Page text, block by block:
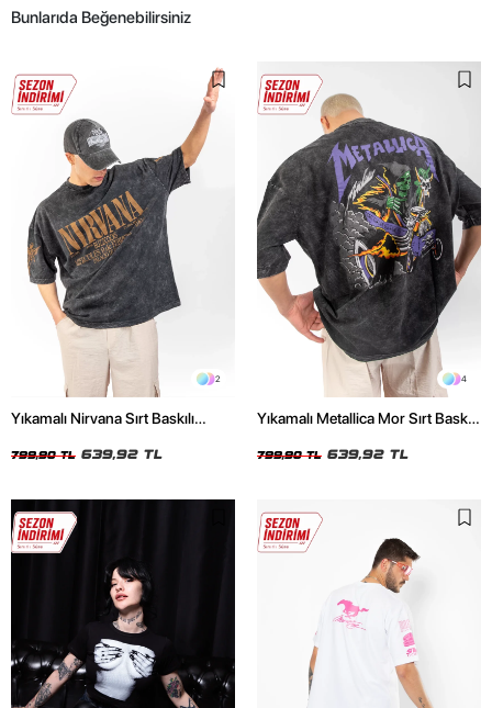
Bunlarıda Beğenebilirsiniz
2
Yıkamalı Nirvana Sırt Baskılı
799,90 TL 639,92 TL
4
Yıkamalı Metallica Mor Sırt Baskılı
799,90 TL 639,92 TL